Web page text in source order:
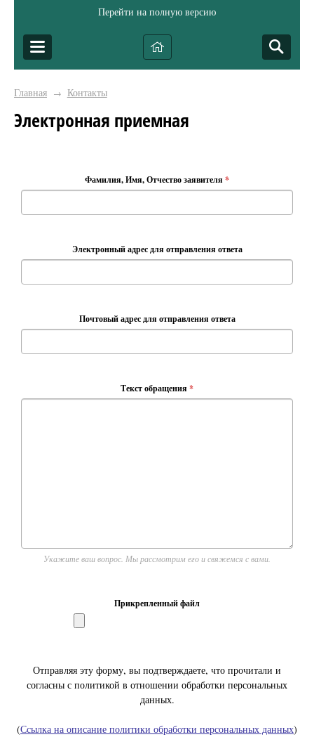
Перейти на полную версию
Главная → Контакты
Электронная приемная
Фамилия, Имя, Отчество заявителя *
Электронный адрес для отправления ответа
Почтовый адрес для отправления ответа
Текст обращения *
Укажите ваш вопрос. Мы рассмотрим его и свяжемся с вами.
Прикрепленный файл
Отправляя эту форму, вы подтверждаете, что прочитали и
согласны с политикой в отношении обработки персональных
данных.
(Ссылка на описание политики обработки персональных данных)